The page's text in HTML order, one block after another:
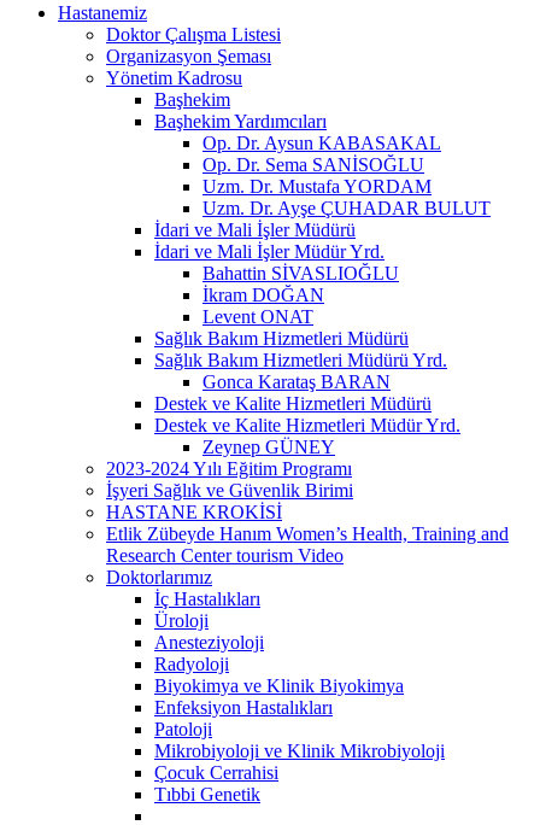
Hastanemiz
Doktor Çalışma Listesi
Organizasyon Şeması
Yönetim Kadrosu
Başhekim
Başhekim Yardımcıları
Op. Dr. Aysun KABASAKAL
Op. Dr. Sema SANİSOĞLU
Uzm. Dr. Mustafa YORDAM
Uzm. Dr. Ayşe ÇUHADAR BULUT
İdari ve Mali İşler Müdürü
İdari ve Mali İşler Müdür Yrd.
Bahattin SİVASLIOĞLU
İkram DOĞAN
Levent ONAT
Sağlık Bakım Hizmetleri Müdürü
Sağlık Bakım Hizmetleri Müdürü Yrd.
Gonca Karataş BARAN
Destek ve Kalite Hizmetleri Müdürü
Destek ve Kalite Hizmetleri Müdür Yrd.
Zeynep GÜNEY
2023-2024 Yılı Eğitim Programı
İşyeri Sağlık ve Güvenlik Birimi
HASTANE KROKİSİ
Etlik Zübeyde Hanım Women’s Health, Training and
Research Center tourism Video
Doktorlarımız
İç Hastalıkları
Üroloji
Anesteziyoloji
Radyoloji
Biyokimya ve Klinik Biyokimya
Enfeksiyon Hastalıkları
Patoloji
Mikrobiyoloji ve Klinik Mikrobiyoloji
Çocuk Cerrahisi
Tıbbi Genetik